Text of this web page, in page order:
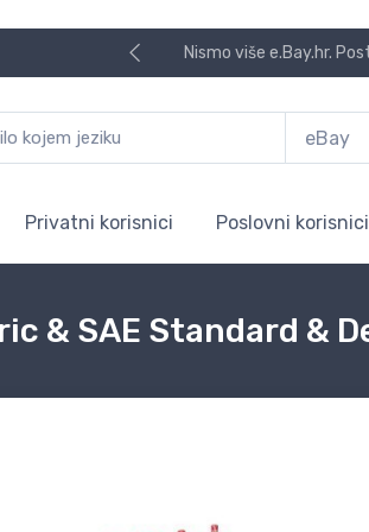
Nismo više e.Bay.hr.
Privatni korisnici Poslovni korisnici
& SAE Standard &